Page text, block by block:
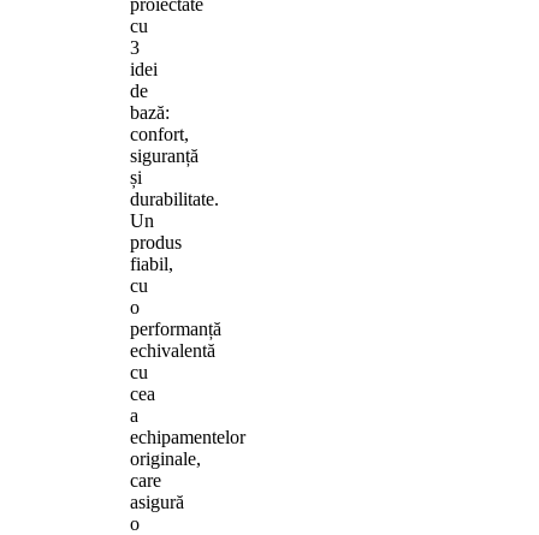
cu
3
idei
de
bază:
confort,
siguranță
și
durabilitate.
Un
produs
fiabil,
cu
o
performanță
echivalentă
cu
cea
a
echipamentelor
originale,
care
asigură
o